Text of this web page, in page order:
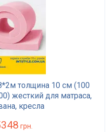
толщина 10 см (100
жесткий для матраса,
кресла
грн.